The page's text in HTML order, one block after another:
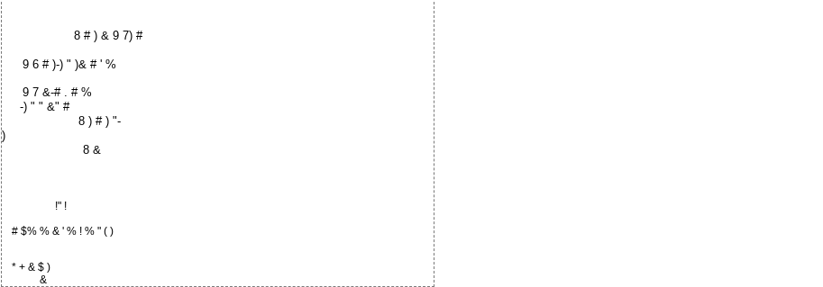
8 # ) & 9 7) #
9 6 # )-) " )& # ' %
9 7 &-# . # %
-) " " &" #
8 ) # ) "-
)
8 &
!" !
# $% % & ' % ! % " ( )
* + & $ )
&